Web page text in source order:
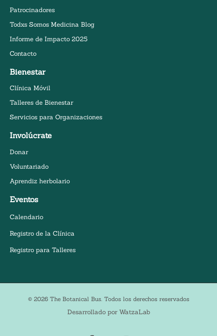
Patrocinadores
Todxs Somos Medicina Blog
Informe de Impacto 2025
Contacto
Bienestar
Clínica Móvil
Talleres de Bienestar
Servicios para Organizaciones
Involúcrate
Donar
Voluntariado
Aprendiz herbolario
Eventos
Calendario
Registro de la Clínica
Registro para Talleres
© 2026 The Botanical Bus. Todos los derechos reservados
Desarrollado por WatzaLab